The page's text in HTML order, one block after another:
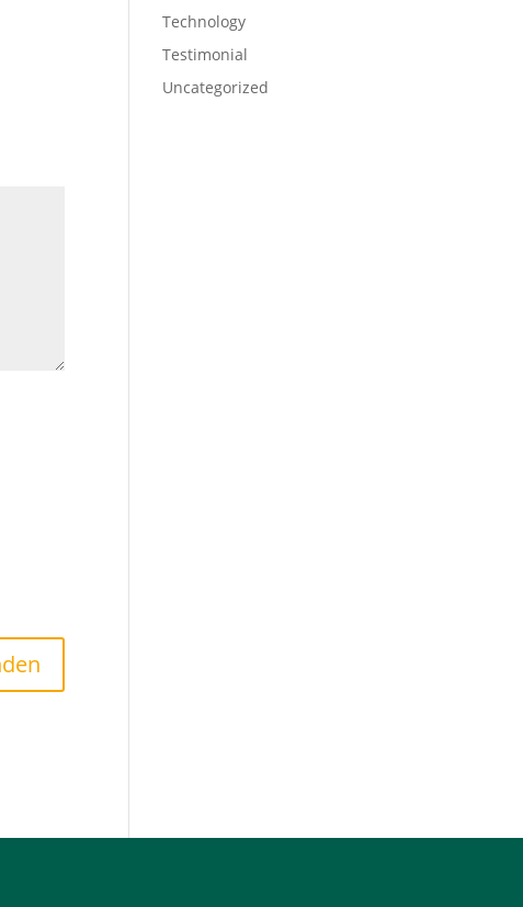
Technology
Testimonial
Uncategorized